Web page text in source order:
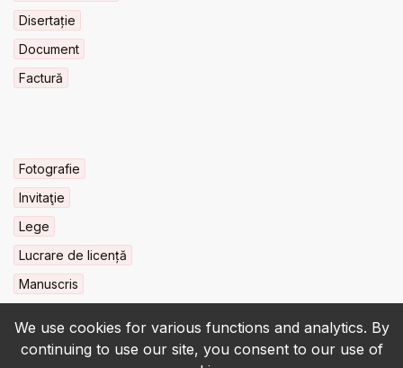
We use cookies for various functions and analytics. By
continuing to use our site, you consent to our use of
Disertație
Document
Factură
Fotografie
Invitaţie
Lege
Lucrare de licență
Manuscris